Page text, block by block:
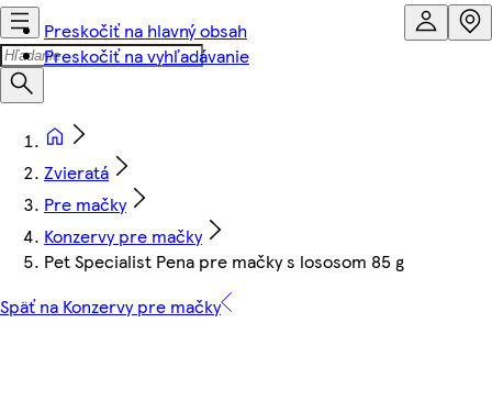
Preskočiť na hlavný obsah
Preskočiť na vyhľadávanie
Zvieratá
Pre mačky
Konzervy pre mačky
Pet Specialist Pena pre mačky s lososom 85 g
Späť na Konzervy pre mačky